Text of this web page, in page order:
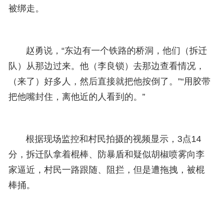
被绑走。
赵勇说，“东边有一个铁路的桥洞，他们（拆迁
队）从那边过来。他（李良锁）去那边查看情况，
（来了）好多人，然后直接就把他按倒了。”“用胶带
把他嘴封住，离他近的人看到的。”
根据现场监控和村民拍摄的视频显示，3点14
分，拆迁队拿着棍棒、防暴盾和疑似胡椒喷雾向李
家逼近，村民一路跟随、阻拦，但是遭拖拽，被棍
棒捅。